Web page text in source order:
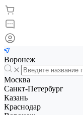
Воронеж
Москва
Санкт-Петербург
Казань
Краснодар